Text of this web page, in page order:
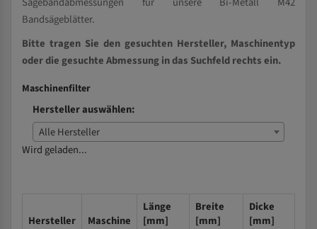
Bandsägeblätter.
Bitte tragen Sie den gesuchten Hersteller, Maschinentyp
oder die gesuchte Abmessung in das Suchfeld rechts ein.
Maschinenfilter
Hersteller auswählen:
Alle Hersteller
Wird geladen...
Hersteller Maschine
Länge
[mm]
Breite
[mm]
Dicke
[mm]